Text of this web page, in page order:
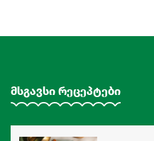
მსგავსი რეცეპტები